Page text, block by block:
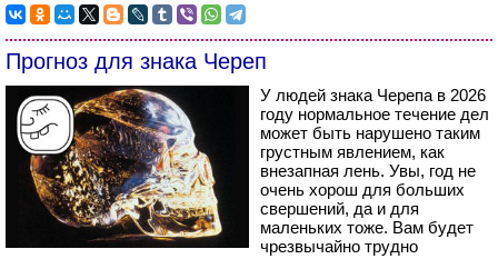
Прогноз для знака Череп
У людей знака Черепа в 2026
году нормальное течение дел
может быть нарушено таким
грустным явлением, как
внезапная лень. Увы, год не
очень хорош для больших
свершений, да и для
маленьких тоже. Вам будет
чрезвычайно трудно